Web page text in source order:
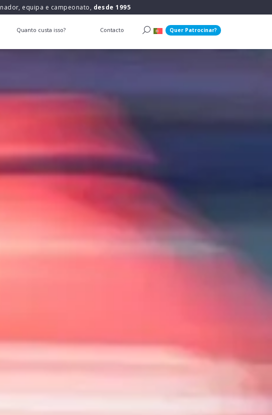
equipa e campeonato, desde 1995
Quanto custa isso? Contacto Quer Patrocinar?